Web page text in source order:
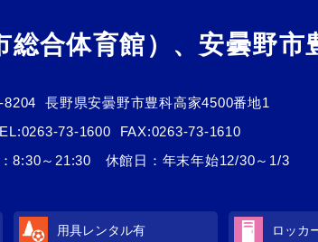
合体育館）、安曇野市
8204
長野県安曇野市豊科高家4500番地1
0263-73-1600
FAX:0263-73-1610
8:30～21:30 休館日：年末年始12/30～1/3
用具レンタル有 ロッカ